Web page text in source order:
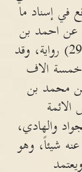
في إسناد ما
وروى عن احمد بن
محمد وحده ما يقارب ثلاثة الاف (2951) رواية، وقد
خمسة الاف
محمد بن
والهادي،
شيئاً، وهو